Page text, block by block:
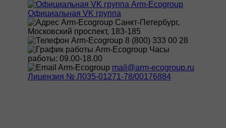
Официальная VK группа
Санкт-Петербург,
Московский проспект, 183-185
8 (800) 333 00 28
Часы
работы: 09.00-18.00
mail@arm-ecogroup.ru
Лицензия № Л035-01271-78/00176884